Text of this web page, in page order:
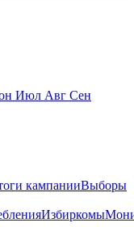
Июл Авг Сен
кампанииВыборы
Избиркомы